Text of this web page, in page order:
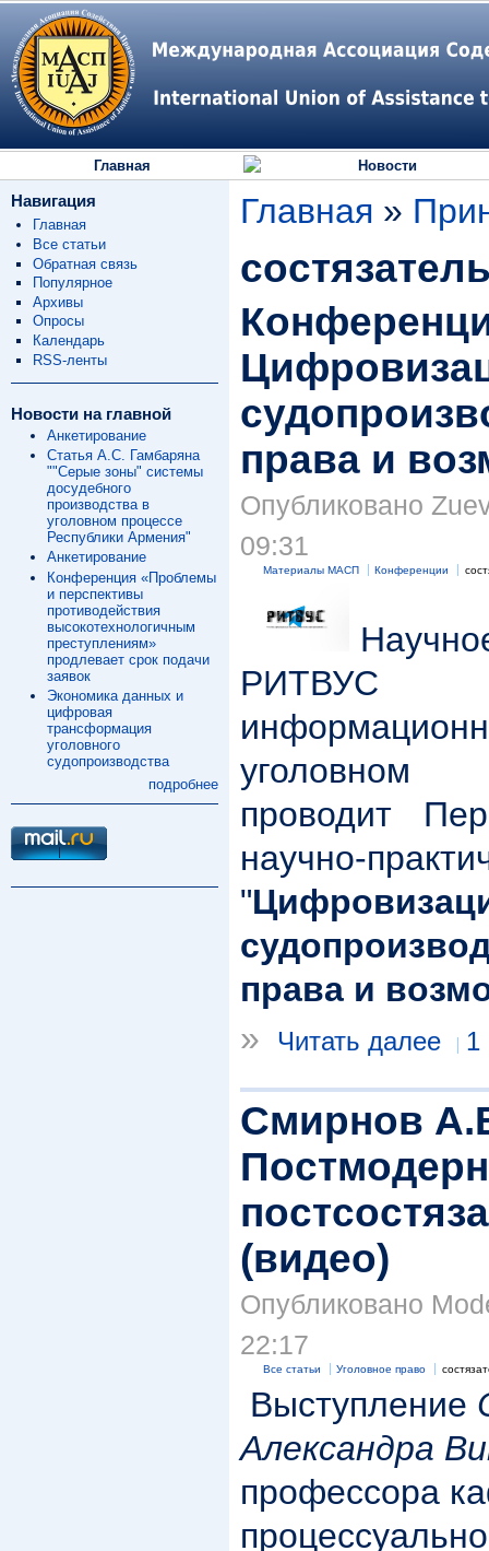
Главная Новости
Навигация
Главная
Все статьи
Обратная связь
Популярное
Архивы
Опросы
Календарь
RSS-ленты
Новости на главной
Анкетирование
Статья А.С. Гамбаряна
""Серые зоны" системы
досудебного
производства в
уголовном процессе
Республики Армения"
Анкетирование
Конференция «Проблемы
и перспективы
противодействия
высокотехнологичным
преступлениям»
продлевает срок подачи
заявок
Экономика данных и
цифровая
трансформация
уголовного
судопроизводства
подробнее
Главная »
права и
Опубликовано
09:31
Материалы МАСП Конференции
РИТВУС
уголовном
проводит
научно-
"
права и
»
Читать далее 1
Смирнов
(видео)
Опубликовано
22:17
Все статьи Уголовное право
Выступление
Александра
профессора